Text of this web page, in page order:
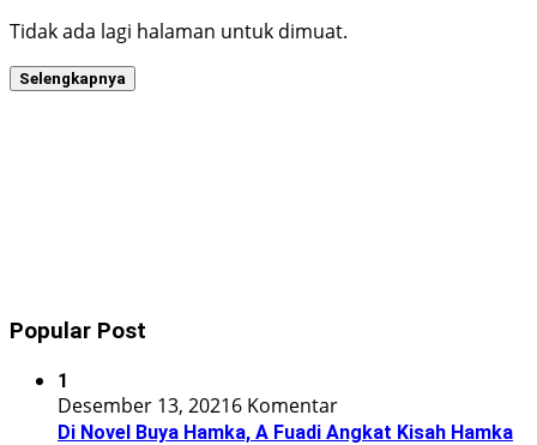
Tidak ada lagi halaman untuk dimuat.
Selengkapnya
Popular Post
1
Desember 13, 20216 Komentar
Di Novel Buya Hamka, A Fuadi Angkat Kisah Hamka